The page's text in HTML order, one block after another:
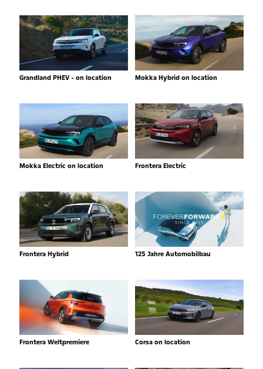
Grandland PHEV - on location Mokka Hybrid on location
Mokka Electric on location Frontera Electric
Frontera Hybrid 125 Jahre Automobilbau
Frontera Weltpremiere Corsa on location